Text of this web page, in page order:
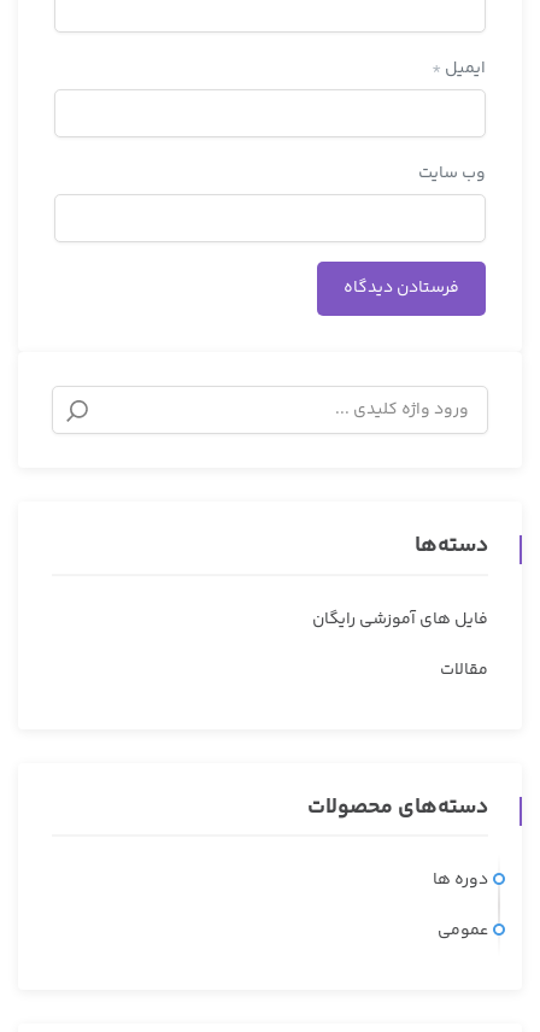
ایمیل *
وب‌ سایت
دسته‌ها
فایل های آموزشی رایگان
مقالات
دسته‌های محصولات
دوره ها
عمومی